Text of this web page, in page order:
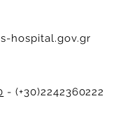
hospital.gov.gr
- (+30)2242360222